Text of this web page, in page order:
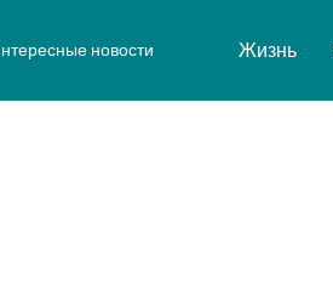
новости Жизнь